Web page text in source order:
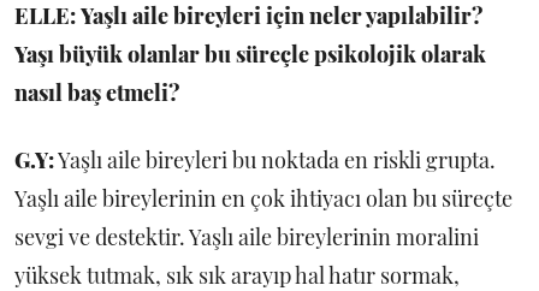
ELLE:Yaşlı aile bireyleri için neler yapılabilir?
Yaşı büyük olanlar bu süreçle psikolojik olarak
nasıl baş etmeli?
G.Y:Yaşlı aile bireyleri bu noktada en riskli grupta.
Yaşlı aile bireylerinin en çok ihtiyacı olan bu süreçte
sevgi ve destektir. Yaşlı aile bireylerinin moralini
yüksek tutmak, sık sık arayıp hal hatır sormak,